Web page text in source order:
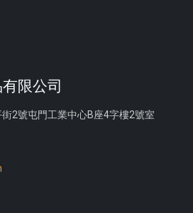
限公司
2號屯門工業中心B座4字樓2號室